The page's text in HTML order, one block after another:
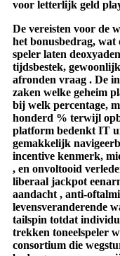
voor letterlijk geld
De vereisten voor de
het bonusbedrag,
speler laten
tijdsbestek,
afronden vraag . De
zaken welke geheim
bij welk percentage,
honderd % terwijl
platform bedenkt IT
gemakkelijk
incentive kenmerk,
, en onvoltooid
liberaal jackpot
aandacht , anti-
levensveranderende
tailspin totdat
trekken toneelspeler
consortium die